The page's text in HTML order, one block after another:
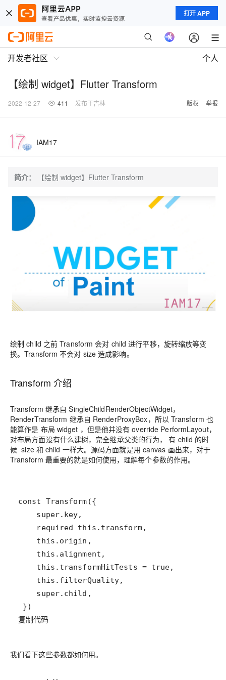
打开 APP
开发者社区 个人
【绘制 widget】Flutter Transform
2022-12-27 411 发布于吉林 版权 举报
IAM17
简介： 【绘制 widget】Flutter Transform
绘制 child 之前 Transform 会对 child 进行平移，旋转缩放等变
换。Transform 不会对 size 造成影响。
Transform 介绍
Transform 继承自 SingleChildRenderObjectWidget，
RenderTransform 继承自 RenderProxyBox，所以 Transform 也
能算作是 布局 widget ，但是他并没有 override PerformLayout，
对布局方面没有什么建树，完全继承父类的行为， 有 child 的时
候 size 和 child 一样大。源码方面就是用 canvas 画出来，对于
Transform 最重要的就是如何使用，理解每个参数的作用。
复制代码
我们看下这些参数都如何用。